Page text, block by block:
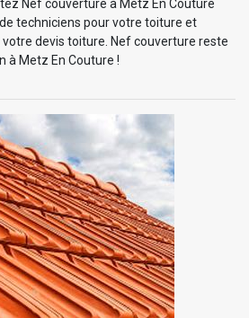
Nef couverture à Metz En Couture
techniciens pour votre toiture et
devis toiture. Nef couverture reste
à Metz En Couture !